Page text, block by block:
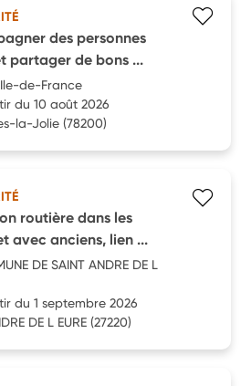
des personnes
partager de bons ...
Ile-de-France
du 10 août 2026
la-Jolie (78200)
routière dans les
avec anciens, lien ...
DE SAINT ANDRE DE L
du 1 septembre 2026
DE L EURE (27220)